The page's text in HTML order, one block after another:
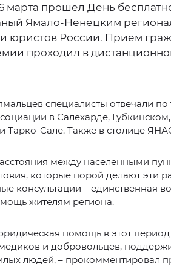
марта прошел День
Ямало-Ненецким
юристов России. Прием
проходил в
специалисты отвечали
в Салехарде,
Тарко-Сале. Также в столице
между населенными
которые порой делают эти
консультации – единственная
жителям региона.
помощь в этот
и добровольцев,
людей, – прокомментировал